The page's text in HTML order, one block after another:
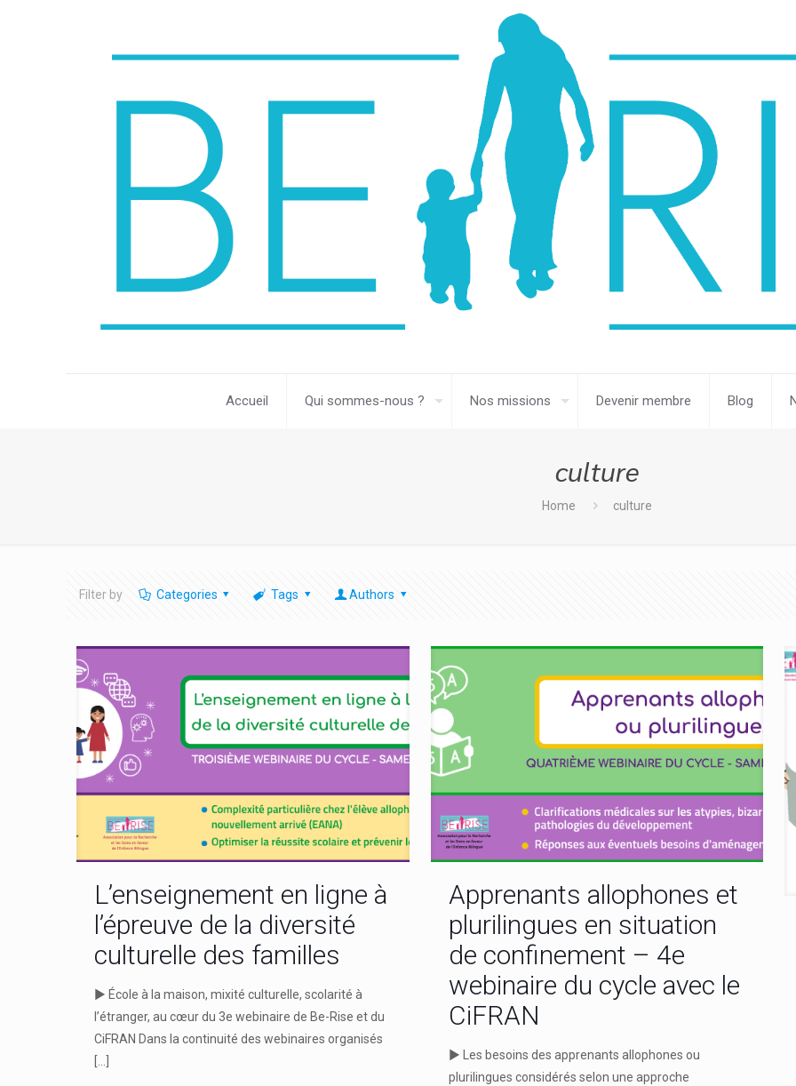
Accueil Qui sommes-nous ? Nos missions Devenir membre Blog
culture
Home culture
Filter by Categories Tags Authors
L’enseignement en ligne à
l’épreuve de la diversité
culturelle des familles
► École à la maison, mixité culturelle, scolarité à
l’étranger, au cœur du 3e webinaire de Be-Rise et du
CiFRAN Dans la continuité des webinaires organisés
[…]
Apprenants allophones et
plurilingues en situation
de confinement – 4e
webinaire du cycle avec le
CiFRAN
► Les besoins des apprenants allophones ou
plurilingues considérés selon une approche